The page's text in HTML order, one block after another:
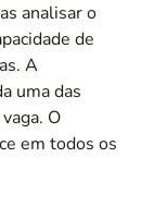
analisar o
de
A
uma das
O
em todos os